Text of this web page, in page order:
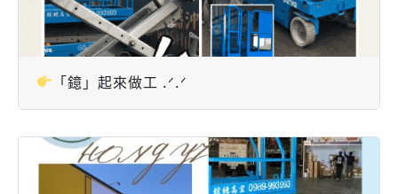
「鐿」起來做工 .ᐟ.ᐟ